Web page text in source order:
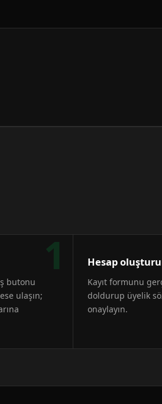
1
butonu
ulaşın;
Hesap
Kayıt formunu
doldurup üyelik
onaylayın.